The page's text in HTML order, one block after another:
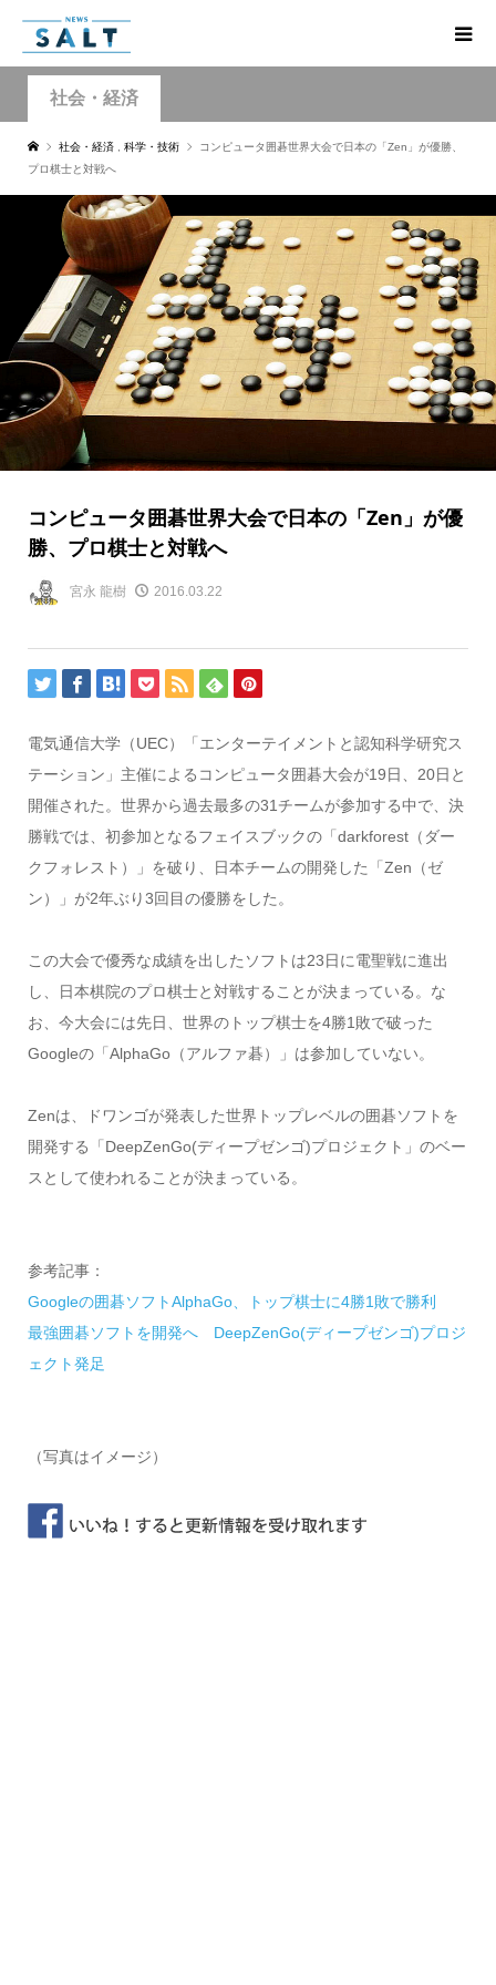
社会・経済
社会・経済 科学・技術
コンピュータ囲碁世界大会で日本の「Zen」が優勝、
プロ棋士と対戦へ
コンピュータ囲碁世界大会で日本の「Zen」が優
勝、プロ棋士と対戦へ
宮永 龍樹 2016.03.22
電気通信大学（UEC）「エンターテイメントと認知科学研究ス
テーション」主催によるコンピュータ囲碁大会が19日、20日と
開催された。世界から過去最多の31チームが参加する中で、決
勝戦では、初参加となるフェイスブックの「darkforest（ダー
クフォレスト）」を破り、日本チームの開発した「Zen（ゼ
ン）」が2年ぶり3回目の優勝をした。
この大会で優秀な成績を出したソフトは23日に電聖戦に進出
し、日本棋院のプロ棋士と対戦することが決まっている。な
お、今大会には先日、世界のトップ棋士を4勝1敗で破った
Googleの「AlphaGo（アルファ碁）」は参加していない。
Zenは、ドワンゴが発表した世界トップレベルの囲碁ソフトを
開発する「DeepZenGo(ディープゼンゴ)プロジェクト」のベー
スとして使われることが決まっている。
参考記事：
Googleの囲碁ソフトAlphaGo、トップ棋士に4勝1敗で勝利
最強囲碁ソフトを開発へ DeepZenGo(ディープゼンゴ)プロジ
ェクト発足
（写真はイメージ）